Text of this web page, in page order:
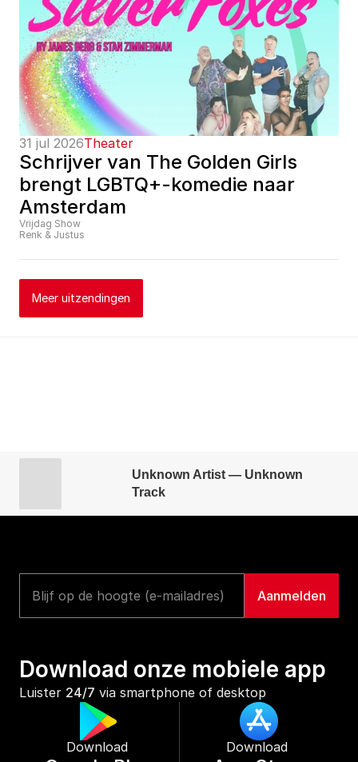
31 jul 2026Theater
Schrijver van The Golden Girls
brengt LGBTQ+-komedie naar
Amsterdam
Vrijdag Show
Renk & Justus
Meer uitzendingen
Unknown Artist — Unknown
Track
Download onze mobiele app
Luister 24/7 via smartphone of desktop
Download Download